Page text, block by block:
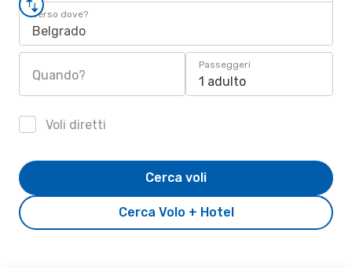
Verso dove?
Belgrado
Quando?
Passeggeri
1 adulto
Voli diretti
Cerca Volo + Hotel
Cerca voli